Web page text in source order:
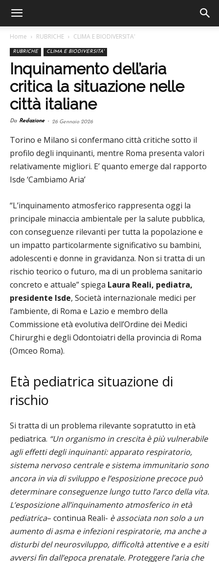
Home RUBRICHE CLIMA E BIODIVERSITA'
RUBRICHE CLIMA E BIODIVERSITA'
Inquinamento dell’aria
critica la situazione nelle
città italiane
Da Redazione - 26 Gennaio 2026
Torino e Milano si confermano città critiche sotto il
profilo degli inquinanti, mentre Roma presenta valori
relativamente migliori. E’ quanto emerge dal rapporto
Isde ‘Cambiamo Aria’
“L’inquinamento atmosferico rappresenta oggi la
principale minaccia ambientale per la salute pubblica,
con conseguenze rilevanti per tutta la popolazione e
un impatto particolarmente significativo su bambini,
adolescenti e donne in gravidanza. Non si tratta di un
rischio teorico o futuro, ma di un problema sanitario
concreto e attuale” spiega Laura Reali, pediatra,
presidente Isde, Società internazionale medici per
l’ambiente, di Roma e Lazio e membro della
Commissione età evolutiva dell’Ordine dei Medici
Chirurghi e degli Odontoiatri della provincia di Roma
(Omceo Roma).
Età pediatrica situazione di
rischio
Si tratta di un problema rilevante sopratutto in età
pediatrica. “Un organismo in crescita è più vulnerabile
agli effetti degli inquinanti: apparato respiratorio,
sistema nervoso centrale e sistema immunitario sono
ancora in via di sviluppo e l’esposizione precoce può
determinare conseguenze lungo tutto l’arco della vita.
L’esposizione all’inquinamento atmosferico in età
pediatrica– continua Reali- è associata non solo a un
aumento di asma e infezioni respiratorie, ma anche a
disturbi del neurosviluppo, difficoltà attentive e a esiti
avversi fin dall’epoca prenatale. Proteggere l’aria che